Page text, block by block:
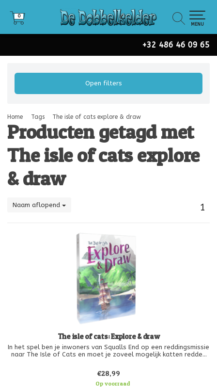
+32 486 46 09 65
0
0
MENU
Open filters
Home Tags The isle of cats explore & draw
Producten getagd met
The isle of cats explore
& draw
Naam aflopend 1
The isle of cats: Explore & draw
In het spel ben je inwoners van Squalls End op een reddingsmissie
naar The Isle of Cats en moet je zoveel mogelijk katten redden
familie,
€28,99
Op voorraad